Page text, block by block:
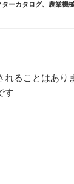
ターカタログ、 農業機
ることはあり
す